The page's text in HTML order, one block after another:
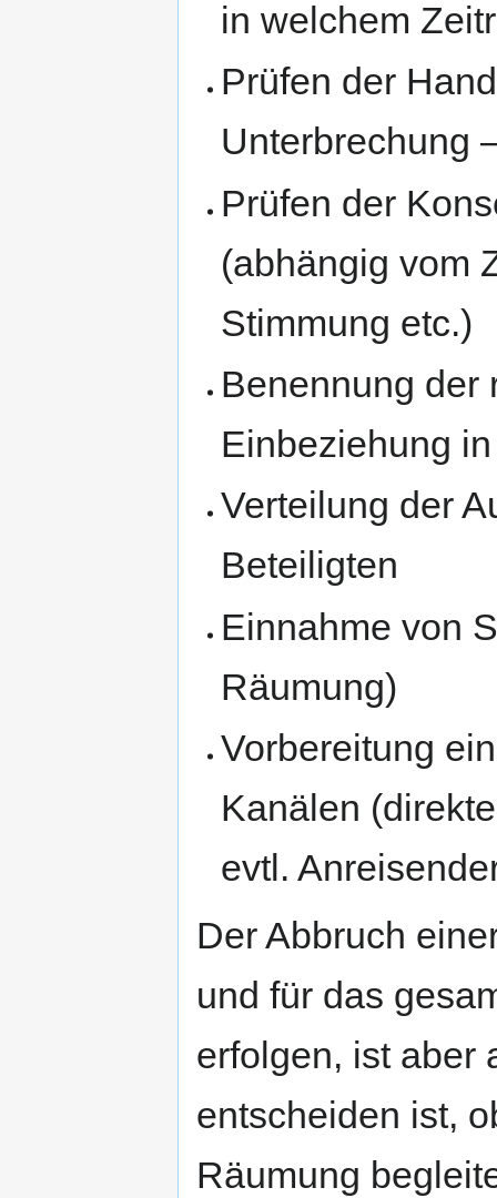
in welchem
Prüfen der
Unterbrechung
Prüfen der
(abhängig vom
Stimmung etc.)
Benennung der
Einbeziehung
Verteilung der
Beteiligten
Einnahme von
Räumung)
Vorbereitung
Kanälen
evtl.
Der Abbruch
und für das
erfolgen, ist aber
entscheiden ist,
Räumung